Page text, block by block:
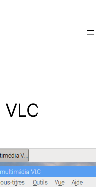
VLC